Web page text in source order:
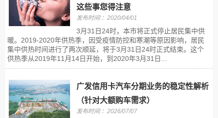
这些事您得注意
发布时间:：2020/04/01
3月31日24时，本市将正式停止居民集中供
暖。2019-2020年供热季，因受疫情防控和寒潮等原因影响，居民
集中供热时间进行了两次顺延，将于3月31日24时正式结束。这个
供热季从2019年11月14日开始，到2020年3月31日...
广发信用卡汽车分期业务的稳定性解析
（针对大额购车需求）
发布时间:：2026/07/07